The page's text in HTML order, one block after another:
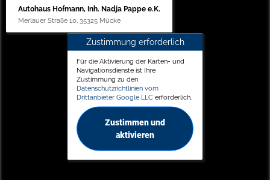
Autohaus Hofmann, Inh. Nadja Pappe e.K.
Merlauer Straße 10, 35325 Mücke
Zustimmung erforderlich
Für die Aktivierung der Karten- und
Navigationsdienste ist Ihre
Zustimmung zu den
Datenschutzrichtlinien vom
Drittanbieter Google LLC erforderlich.
Zustimmen und
aktivieren